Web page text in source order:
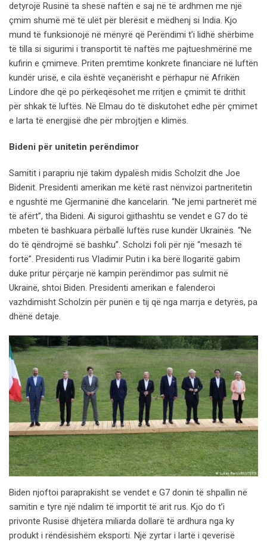
detyrojë Rusinë ta shesë naftën e saj në të ardhmen me një
çmim shumë më të ulët për blerësit e mëdhenj si India. Kjo
mund të funksionojë në mënyrë që Perëndimi t’i lidhë shërbime
të tilla si sigurimi i transportit të naftës me pajtueshmërinë me
kufirin e çmimeve. Priten premtime konkrete financiare në luftën
kundër urisë, e cila është veçanërisht e përhapur në Afrikën
Lindore dhe që po përkeqësohet me rritjen e çmimit të drithit
për shkak të luftës. Në Elmau do të diskutohet edhe për çmimet
e larta të energjisë dhe për mbrojtjen e klimës.
Bideni për unitetin perëndimor
Samitit i parapriu një takim dypalësh midis Scholzit dhe Joe
Bidenit. Presidenti amerikan me këtë rast nënvizoi partneritetin
e ngushtë me Gjermaninë dhe kancelarin. “Ne jemi partnerët më
të afërt”, tha Bideni. Ai siguroi gjithashtu se vendet e G7 do të
mbeten të bashkuara përballë luftës ruse kundër Ukrainës. “Ne
do të qëndrojmë së bashku”. Scholzi foli për një “mesazh të
fortë”. Presidenti rus Vladimir Putin i ka bërë llogaritë gabim
duke pritur përçarje në kampin perëndimor pas sulmit në
Ukrainë, shtoi Biden. Presidenti amerikan e falenderoi
vazhdimisht Scholzin për punën e tij që nga marrja e detyrës, pa
dhënë detaje.
Biden njoftoi paraprakisht se vendet e G7 donin të shpallin në
samitin e tyre një ndalim të importit të arit rus. Kjo do t’i
privonte Rusisë dhjetëra miliarda dollarë të ardhura nga ky
produkt i rëndësishëm eksporti. Një zyrtar i lartë i qeverisë